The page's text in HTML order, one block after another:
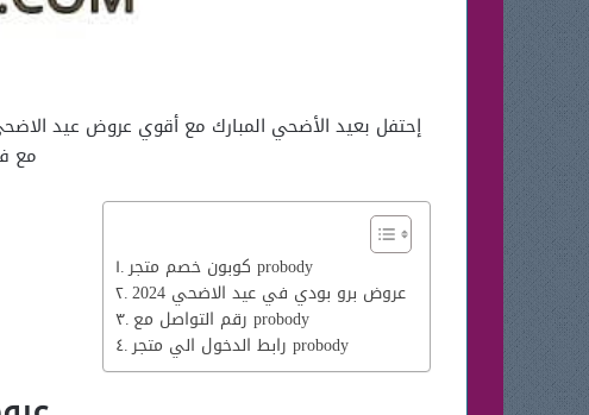
مع
كوبون خصم متجر probody
عروض برو بودي في عيد الاضحي 2024
رقم التواصل مع probody
رابط الدخول الي متجر probody